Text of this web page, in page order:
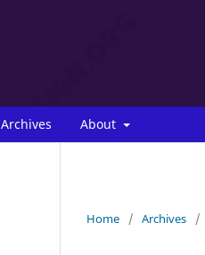
Archives About
Home / Archives /